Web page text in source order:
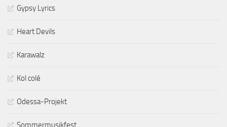
Gypsy Lyrics
Heart Devils
Karawalz
Kol colé
Odessa-Projekt
Sommermusikfest